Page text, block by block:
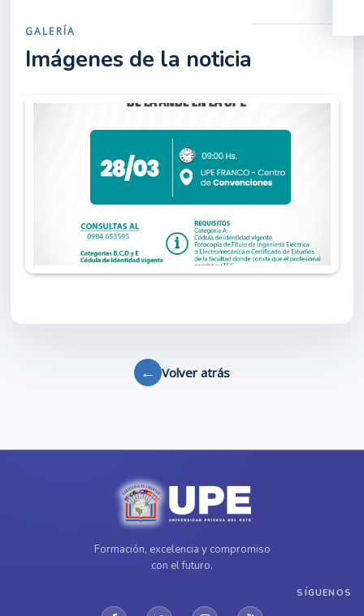
GALERÍA
Imágenes de la noticia
← Volver atrás
Formación, excelencia y compromiso
con el futuro.
SÍGUENOS